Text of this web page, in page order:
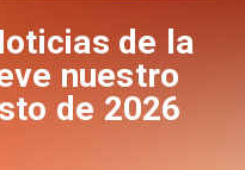
de la
nuestro
de 2026